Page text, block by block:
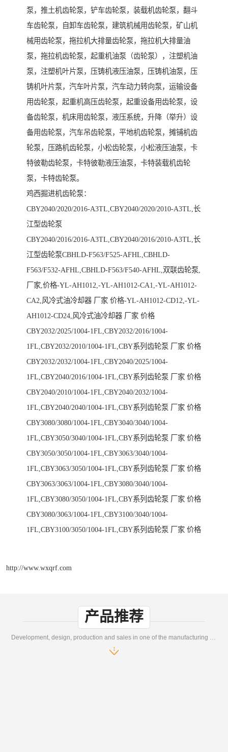
泵，推土机齿轮泵，铲车齿轮泵，装载机齿轮泵，翻斗
车齿轮泵，自卸车齿轮泵，建筑机械用齿轮泵，矿山机
械用齿轮泵，拖拉机大排量齿轮泵，拖拉机大排量油
泵，拖拉机齿轮泵，起重机油泵（齿轮泵），注塑机油
泵，注塑机叶片泵，压铸机液压油泵，压铸机油泵，压
铸机叶片泵，汽车叶片泵，汽车动力转向泵，运输设备
用齿轮泵，起重机高压齿轮泵，起重设备用齿轮泵，设
备齿轮泵，机床用齿轮泵，液压系统，升降（举升）设
备用齿轮泵，汽车吊齿轮泵，平地机齿轮泵，摊铺机齿
轮泵，压路机齿轮泵，小松齿轮泵，小松液压油泵，卡
特彼勒齿轮泵，卡特彼勒液压油泵，卡特装载机齿轮
泵，卡特齿轮泵。
鸡西掘进机齿轮泵：
CBY2040/2020/2016-A3TL,CBY2040/2020/2010-A3TL,长
江型齿轮泵
CBY2040/2016/2016-A3TL,CBY2040/2016/2010-A3TL,长
江型齿轮泵CBHLD-F563/F525-AFHL,CBHLD-
F563/F532-AFHL,CBHLD-F563/F540-AFHL,双联齿轮泵,
厂家,价格-YL-AH1012,-YL-AH1012-CA1,-YL-AH1012-
CA2,风冷式油冷却器 厂家 价格-YL-AH1012-CD12,-YL-
AH1012-CD24,风冷式油冷却器 厂家 价格
CBY2032/2025/1004-1FL,CBY2032/2016/1004-
1FL,CBY2032/2010/1004-1FL,CBY系列齿轮泵 厂家 价格
CBY2032/2032/1004-1FL,CBY2040/2025/1004-
1FL,CBY2040/2016/1004-1FL,CBY系列齿轮泵 厂家 价格
CBY2040/2010/1004-1FL,CBY2040/2032/1004-
1FL,CBY2040/2040/1004-1FL,CBY系列齿轮泵 厂家 价格
CBY3080/3080/1004-1FL,CBY3040/3040/1004-
1FL,CBY3050/3040/1004-1FL,CBY系列齿轮泵 厂家 价格
CBY3050/3050/1004-1FL,CBY3063/3040/1004-
1FL,CBY3063/3050/1004-1FL,CBY系列齿轮泵 厂家 价格
CBY3063/3063/1004-1FL,CBY3080/3040/1004-
1FL,CBY3080/3050/1004-1FL,CBY系列齿轮泵 厂家 价格
CBY3080/3063/1004-1FL,CBY3100/3040/1004-
1FL,CBY3100/3050/1004-1FL,CBY系列齿轮泵 厂家 价格
http://www.wxqrf.com
产品推荐